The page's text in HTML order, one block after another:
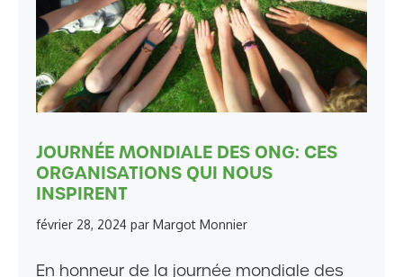
JOURNÉE MONDIALE DES ONG: CES
ORGANISATIONS QUI NOUS
INSPIRENT
février 28, 2024 par Margot Monnier
En honneur de la journée mondiale des